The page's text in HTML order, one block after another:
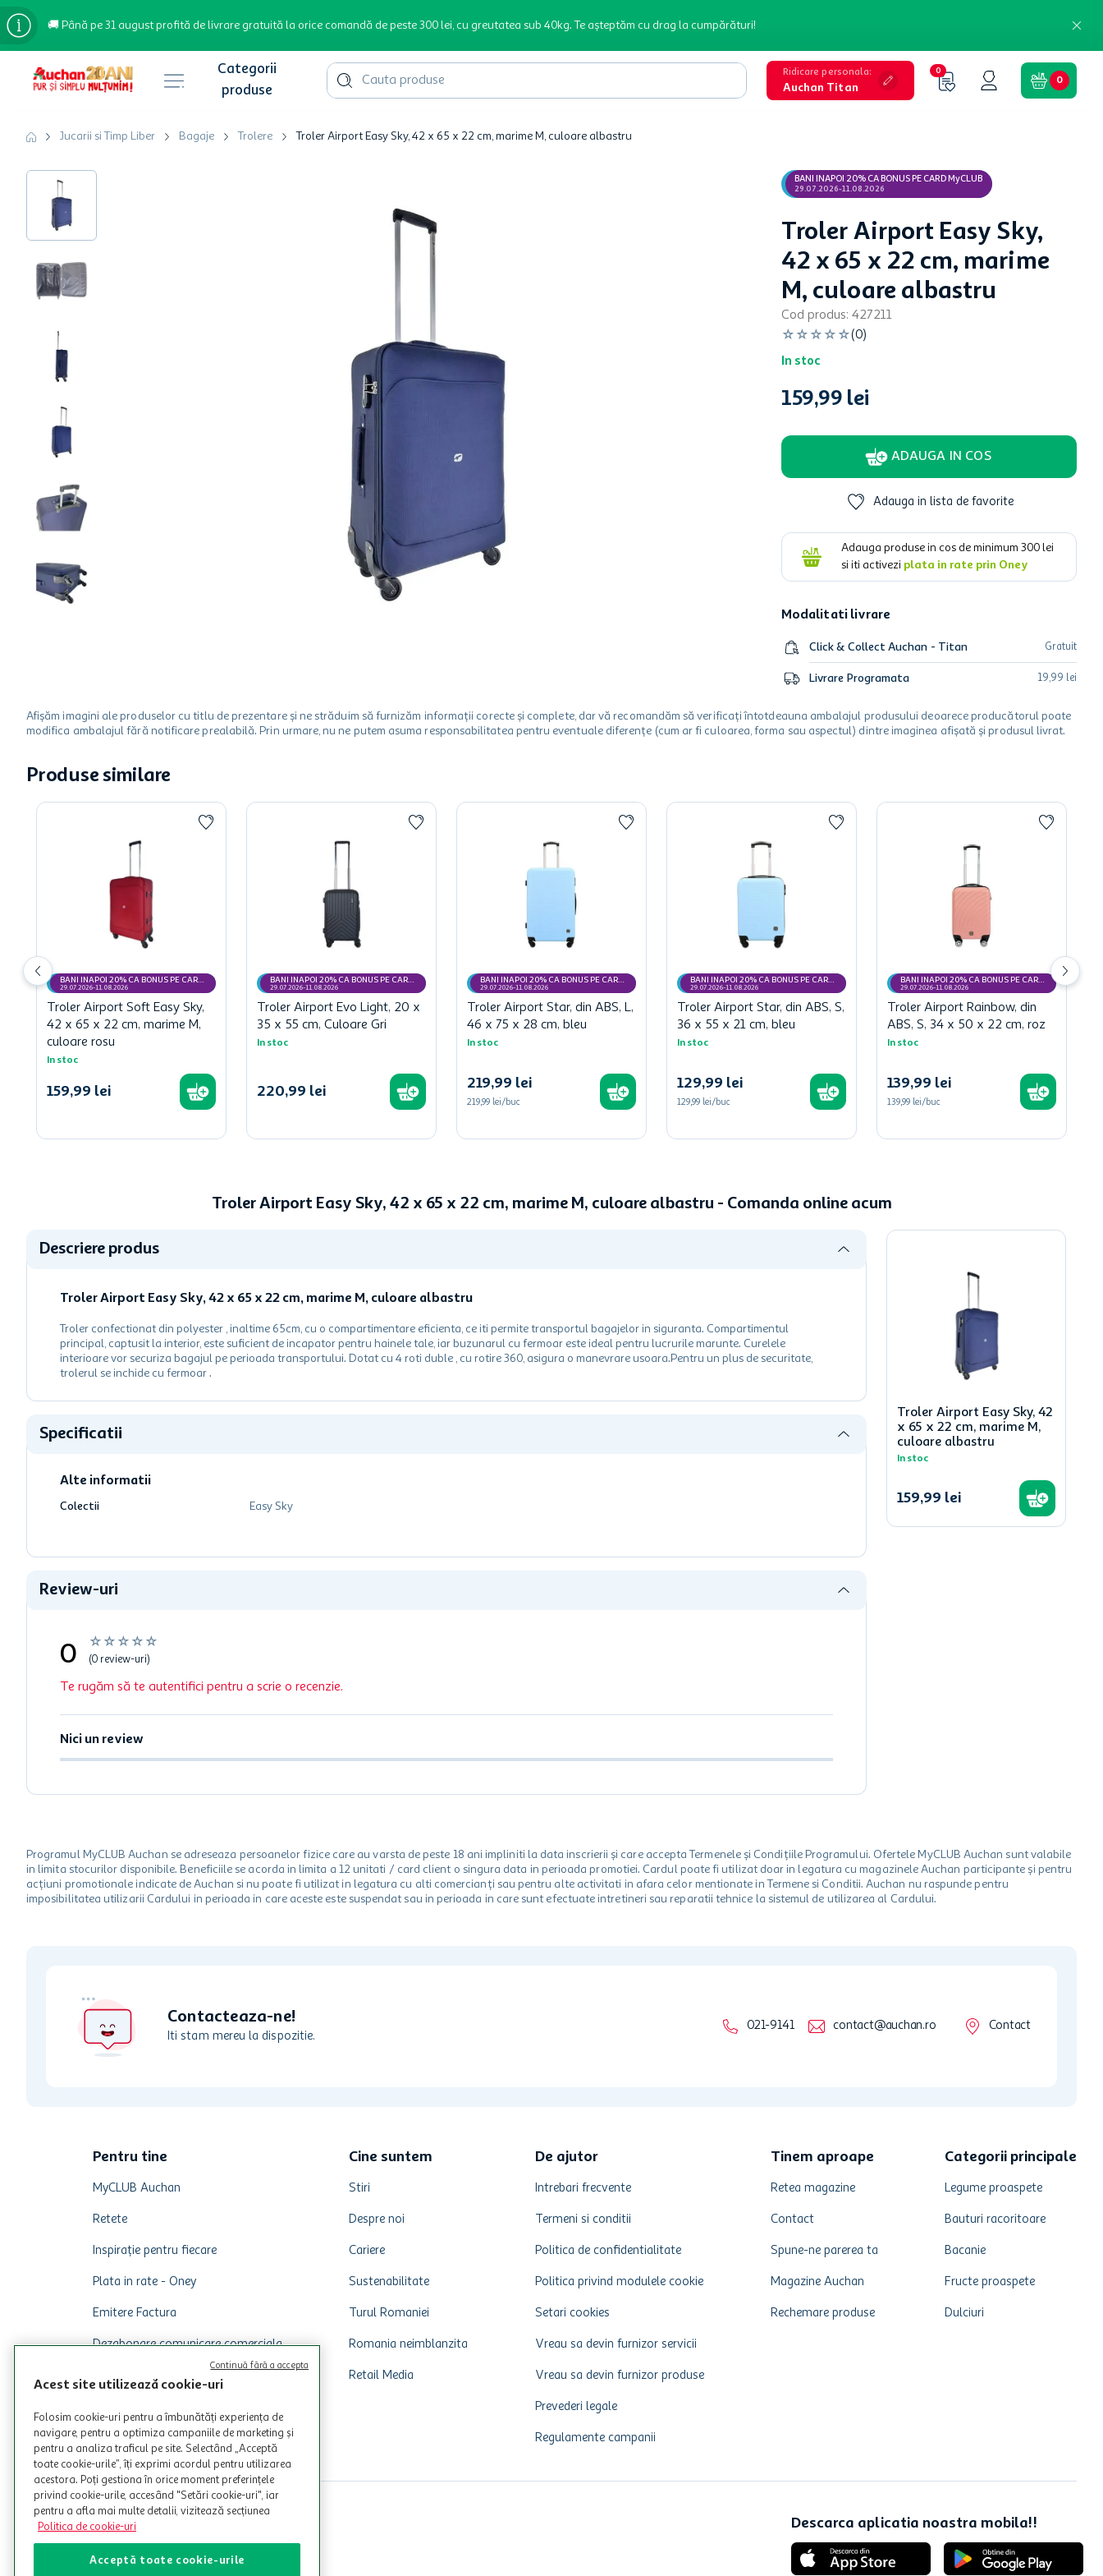
🚚 Până pe 31 august profită de livrare gratuită la orice comandă de peste 300 lei, cu greutatea sub 40kg. Te așteptăm cu drag la cumpărături!
Cauta produse Ridicare personala:
Auchan Titan
0
0
Jucarii si Timp Liber Bagaje Trolere Troler Airport Easy Sky, 42 x 65 x 22 cm, marime M, culoare albastru
BANI INAPOI 20% CA BONUS PE CARD MyCLUB
29.07.2026-11.08.2026
Troler Airport Easy Sky,
42 x 65 x 22 cm, marime
M, culoare albastru
Cod produs: 427211
☆ ☆ ☆ ☆ ☆(0)
In stoc
159,99 lei
ADAUGA IN COS
Adauga in lista de favorite
Adauga produse in cos de minimum 300 lei
si iti activezi plata in rate prin Oney
Modalitati livrare
Click & Collect Auchan - Titan Gratuit
Livrare Programata 19,99 lei
Afișăm imagini ale produselor cu titlu de prezentare și ne străduim să furnizăm informații corecte și complete, dar vă recomandăm să verificați întotdeauna ambalajul produsului deoarece producătorul poate
modifica ambalajul fără notificare prealabilă. Prin urmare, nu ne putem asuma responsabilitatea pentru eventuale diferențe (cum ar fi culoarea, forma sau aspectul) dintre imaginea afișată și produsul livrat.
Produse similare
BANI INAPOI 20% CA BONUS PE CARD
MyCLUB
29.07.2026-11.08.2026
Troler Airport Soft Easy Sky,
42 x 65 x 22 cm, marime M,
culoare rosu
In stoc
159,99 lei
BANI INAPOI 20% CA BONUS PE CARD
MyCLUB
29.07.2026-11.08.2026
Troler Airport Evo Light, 20 x
35 x 55 cm, Culoare Gri
In stoc
220,99 lei
BANI INAPOI 20% CA BONUS PE CARD
MyCLUB
29.07.2026-11.08.2026
Troler Airport Star, din ABS, L,
46 x 75 x 28 cm, bleu
In stoc
219,99 lei
219,99 lei/buc
BANI INAPOI 20% CA BONUS PE CARD
MyCLUB
29.07.2026-11.08.2026
Troler Airport Star, din ABS, S,
36 x 55 x 21 cm, bleu
In stoc
129,99 lei
129,99 lei/buc
BANI INAPOI 20% CA BONUS PE CARD
MyCLUB
29.07.2026-11.08.2026
Troler Airport Rainbow, din
ABS, S, 34 x 50 x 22 cm, roz
In stoc
139,99 lei
139,99 lei/buc
Troler Airport Easy Sky, 42 x 65 x 22 cm, marime M, culoare albastru - Comanda online acum
Descriere produs
Troler Airport Easy Sky, 42 x 65 x 22 cm, marime M, culoare albastru
Troler confectionat din polyester , inaltime 65cm, cu o compartimentare eficienta, ce iti permite transportul bagajelor in siguranta. Compartimentul
principal, captusit la interior, este suficient de incapator pentru hainele tale, iar buzunarul cu fermoar este ideal pentru lucrurile marunte. Curelele
interioare vor securiza bagajul pe perioada transportului. Dotat cu 4 roti duble , cu rotire 360, asigura o manevrare usoara.Pentru un plus de securitate,
trolerul se inchide cu fermoar .
Specificatii
Alte informatii
Colectii Easy Sky
Review-uri
☆ ☆ ☆ ☆ ☆
0 (0 review-uri)
Te rugăm să te autentifici pentru a scrie o recenzie.
Nici un review
Troler Airport Easy Sky, 42
x 65 x 22 cm, marime M,
culoare albastru
In stoc
159,99 lei
Programul MyCLUB Auchan se adreseaza persoanelor fizice care au varsta de peste 18 ani impliniti la data inscrierii și care accepta Termenele și Condițiile Programului. Ofertele MyCLUB Auchan sunt valabile
in limita stocurilor disponibile. Beneficiile se acorda in limita a 12 unitati / card client o singura data in perioada promotiei. Cardul poate fi utilizat doar in legatura cu magazinele Auchan participante și pentru
acțiuni promotionale indicate de Auchan si nu poate fi utilizat in legatura cu alti comercianți sau pentru alte activitati in afara celor mentionate in Termene si Conditii. Auchan nu raspunde pentru
imposibilitatea utilizarii Cardului in perioada in care aceste este suspendat sau in perioada in care sunt efectuate intretineri sau reparatii tehnice la sistemul de utilizarea al Cardului.
Contacteaza-ne!
Iti stam mereu la dispozitie.
021-9141 contact@auchan.ro Contact
Pentru tine
MyCLUB Auchan
Retete
Inspirație pentru fiecare
Plata in rate - Oney
Emitere Factura
Dezabonare comunicare comerciala
Cine suntem
Stiri
Despre noi
Cariere
Sustenabilitate
Turul Romaniei
Romania neimblanzita
Retail Media
De ajutor
Intrebari frecvente
Termeni si conditii
Politica de confidentialitate
Politica privind modulele cookie
Setari cookies
Vreau sa devin furnizor servicii
Vreau sa devin furnizor produse
Prevederi legale
Regulamente campanii
Tinem aproape
Retea magazine
Contact
Spune-ne parerea ta
Magazine Auchan
Rechemare produse
Categorii principale
Legume proaspete
Bauturi racoritoare
Bacanie
Fructe proaspete
Dulciuri
Descarca aplicatia noastra mobila!!
Acest site utilizează cookie-uri
Folosim cookie-uri pentru a îmbunătăți experiența de
navigare, pentru a optimiza campaniile de marketing și
pentru a analiza traficul pe site. Selectând „Acceptă
toate cookie-urile”, îți exprimi acordul pentru utilizarea
acestora. Poți gestiona în orice moment preferințele
privind cookie-urile, accesând "Setări cookie-uri", iar
pentru a afla mai multe detalii, vizitează secțiunea
Politica de cookie-uri
Acceptă toate cookie-urile
Continuă fără a accepta